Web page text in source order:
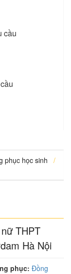
cầu
phục học sinh /
THPT
Hà Nội
phục: Đồng